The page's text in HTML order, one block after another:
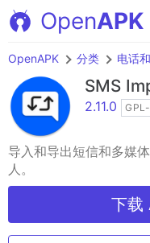
OpenAPK
OpenAPK 分类 电话
SMS
2.11.0
导入和导出短信和多媒
人。
下载